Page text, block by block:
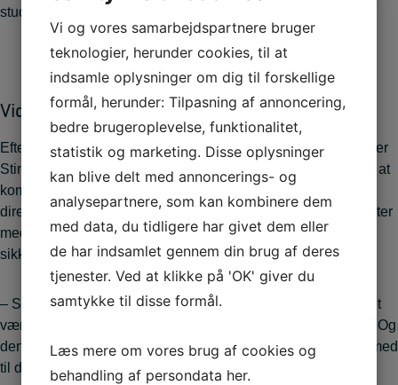
studiet, siger hun.
Videre til en master
Efter et år hos et udrejsecenter under Røde Kors i Danmark er
Stine tilbage ved Læger Uden Grænser, og igen vælger hun at
kombinere arbejdet med uddannelse. Hun er nemlig gået
direkte videre fra sin bachelor og til at online at læse en master
med fokus på international lovgivning, menneskerettigheder,
sikkerhed og konflikter.
– Selv om jeg oprindelig er uddannet Finansøkonom, har det
været min drøm at tage en master i en helt anden boldgade. Og
denne uddannelse passer rigtig godt med det, jeg arbejder med
til dagligt for Læger Uden Grænser, siger hun.
Vi og vores samarbejdspartnere bruger
teknologier, herunder cookies, til at
indsamle oplysninger om dig til forskellige
formål, herunder: Tilpasning af annoncering,
bedre brugeroplevelse, funktionalitet,
statistik og marketing. Disse oplysninger
kan blive delt med annoncerings- og
analysepartnere, som kan kombinere dem
med data, du tidligere har givet dem eller
de har indsamlet gennem din brug af deres
tjenester. Ved at klikke på 'OK' giver du
samtykke til disse formål.
Læs mere om vores brug af cookies og
behandling af persondata her.